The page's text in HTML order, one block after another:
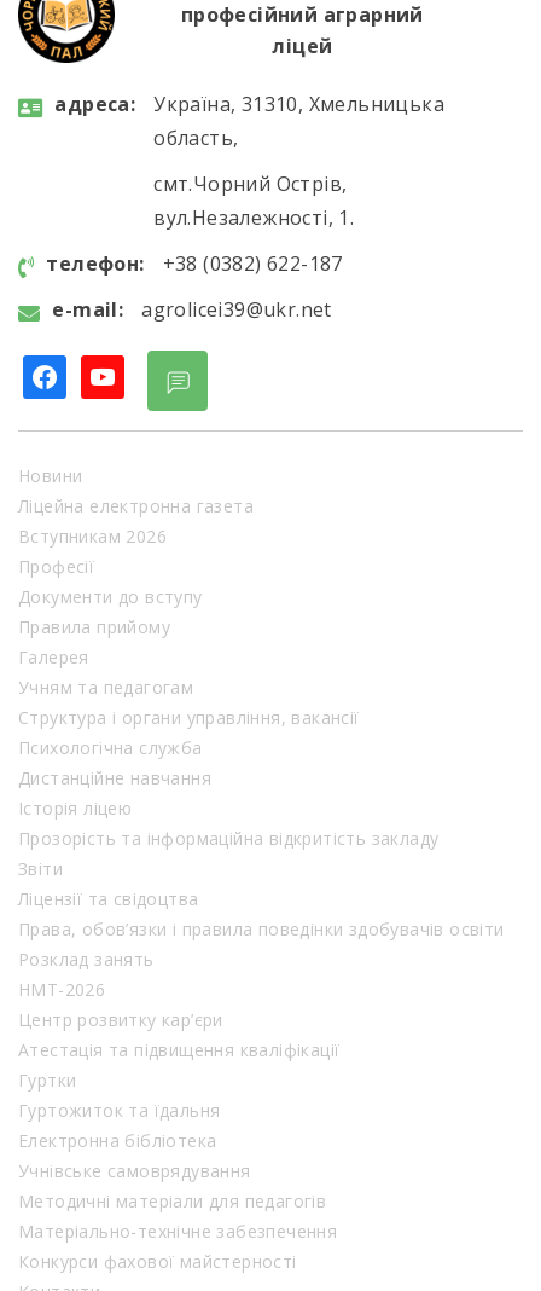
професійний аграрний
ліцей
aдресa:
Україна, 31310, Хмельницька
область,
смт.Чорний Острів,
вул.Незалежності, 1.
телефон:
+38 (0382) 622-187
e-mail:
agrolicei39@ukr.net
facebookyoutube
Новини
Ліцейна електронна газета
Вступникам 2026
Професії
Документи до вступу
Правила прийому
Галерея
Учням та педагогам
Структура і органи управління, вакансії
Психологічна служба
Дистанційне навчання
Історія ліцею
Прозорість та інформаційна відкритість закладу
Звіти
Ліцензії та свідоцтва
Права, обов’язки і правила поведінки здобувачів освіти
Розклад занять
НМТ-2026
Центр розвитку кар’єри
Атестація та підвищення кваліфікації
Гуртки
Гуртожиток та їдальня
Електронна бібліотека
Учнівське самоврядування
Методичні матеріали для педагогів
Матеріально-технічне забезпечення
Конкурси фахової майстерності